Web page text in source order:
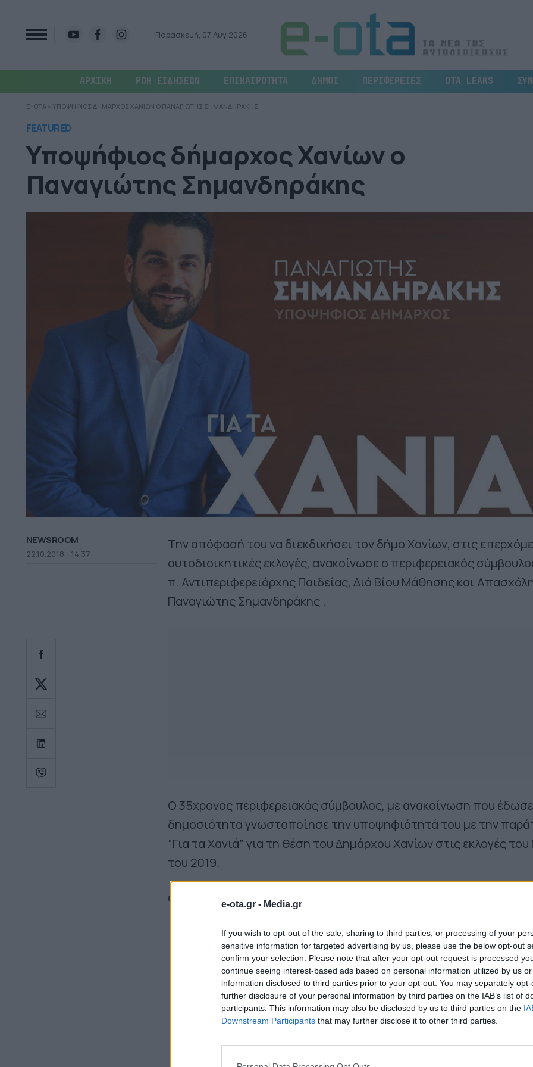
e-ota.gr - Media.gr
If you wish to opt-out of the sale, sharing to third parties, or processing of your
sensitive information for targeted advertising by us, please use the below opt-out
confirm your selection. Please note that after your opt-out request is processed
continue seeing interest-based ads based on personal information utilized by us
information disclosed to third parties prior to your opt-out. You may separately
further disclosure of your personal information by third parties on the IAB’s list of
participants. This information may also be disclosed by us to third parties on the
Downstream Participants that may further disclose it to other third parties.
Παρασκευή, 07 Αυγ 2026
ΑΡΧΙΚΗ ΡΟΗ ΕΙΔΗΣΕΩΝ ΕΠΙΚΑΙΡΟΤΗΤΑ ΔΗΜΟΙ ΠΕΡΙΦΕΡΕΙΕΣ OTA LEAKS
E-OTA » ΥΠΟΨΗΦΙΟΣ ΔΗΜΑΡΧΟΣ ΧΑΝΙΩΝ Ο ΠΑΝΑΓΙΩΤΗΣ ΣΗΜΑΝΔΗΡΑΚΗΣ
FEATURED
Υποψήφιος δήμαρχος Χανίων ο
Παναγιώτης Σημανδηράκης
NEWSROOM
22.10.2018 - 14.37
Την απόφασή του να διεκδικήσει τον δήμο Χανίων, στις
αυτοδιοικητικές εκλογές, ανακοίνωσε ο περιφερειακός
π. Αντιπεριφερειάρχης Παιδείας, Διά Βίου Μάθησης και
Παναγιώτης Σημανδηράκης .
Ο 35χρονος περιφερειακός σύμβουλος, με ανακοίνωση που
δημοσιότητα γνωστοποίησε την υποψηφιότητά του με την
“Για τα Χανιά” για τη θέση του Δημάρχου Χανίων στις εκλογές
του 2019.
Ολόκληρη η ανακοίνωση: